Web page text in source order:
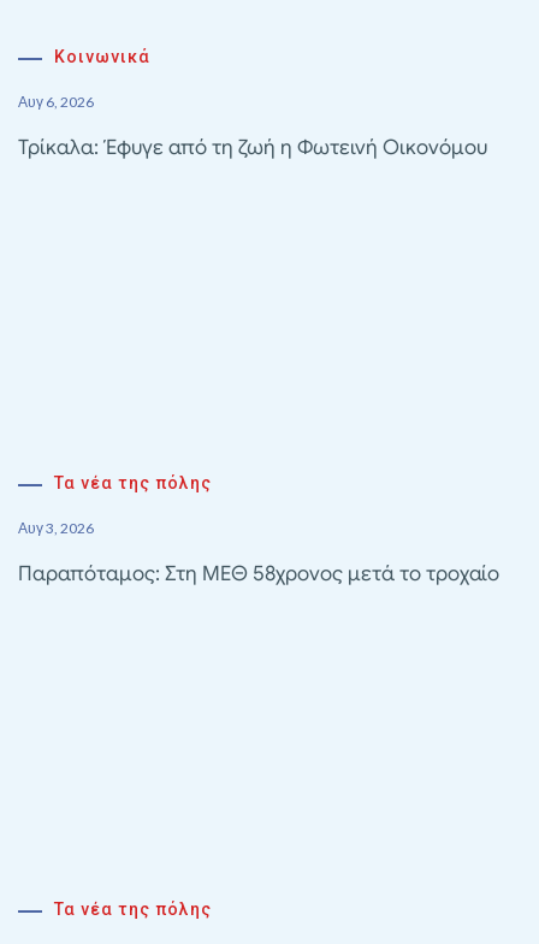
Κοινωνικά
Αυγ 6, 2026
Τρίκαλα: Έφυγε από τη ζωή η Φωτεινή Οικονόμου
Τα νέα της πόλης
Αυγ 3, 2026
Παραπόταμος: Στη ΜΕΘ 58χρονος μετά το τροχαίο
Τα νέα της πόλης